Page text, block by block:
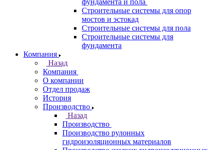
фундамента и пола
Строительные системы для опор
мостов и эстокад
Строительные системы для пола
Строительные системы для
фундамента
Компания
Назад
Компания
О компании
Отдел продаж
История
Производство
Назад
Производство
Производство рулонных
гидроизоляционных материалов